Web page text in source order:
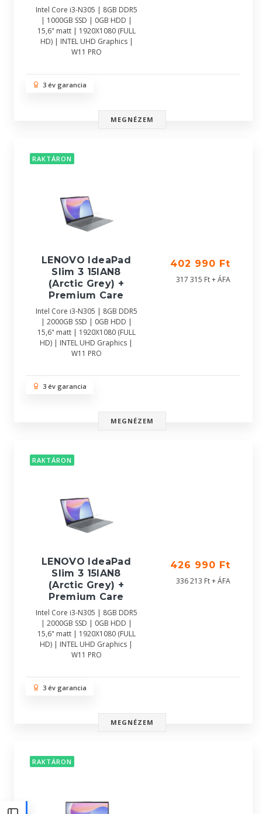
Intel Core i3-N305 | 8GB DDR5
| 1000GB SSD | 0GB HDD |
15,6" matt | 1920X1080 (FULL
HD) | INTEL UHD Graphics |
W11 PRO
3 év garancia
MEGNÉZEM
RAKTÁRON
LENOVO IdeaPad
Slim 3 15IAN8
(Arctic Grey) +
Premium Care
Intel Core i3-N305 | 8GB DDR5
| 2000GB SSD | 0GB HDD |
15,6" matt | 1920X1080 (FULL
HD) | INTEL UHD Graphics |
W11 PRO
402 990 Ft
317 315 Ft + ÁFA
3 év garancia
MEGNÉZEM
RAKTÁRON
LENOVO IdeaPad
Slim 3 15IAN8
(Arctic Grey) +
Premium Care
Intel Core i3-N305 | 8GB DDR5
| 2000GB SSD | 0GB HDD |
15,6" matt | 1920X1080 (FULL
HD) | INTEL UHD Graphics |
W11 PRO
426 990 Ft
336 213 Ft + ÁFA
3 év garancia
MEGNÉZEM
RAKTÁRON